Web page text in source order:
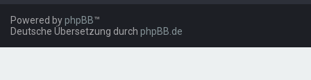
Powered byphpBB™
Deutsche Übersetzung durch phpBB.de